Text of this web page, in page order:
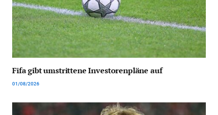
Fifa gibt umstrittene Investorenpläne auf
01/08/2026